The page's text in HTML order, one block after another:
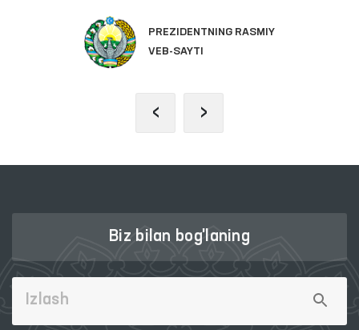
PREZIDENTNING RASMIY
VEB-SAYTI
‹ ›
Biz bilan bog'laning